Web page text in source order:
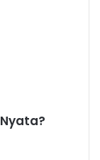
Nyata?